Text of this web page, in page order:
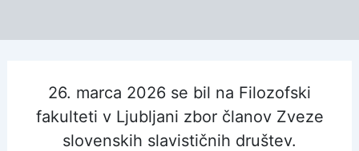
26. marca 2026 se bil na Filozofski
fakulteti v Ljubljani zbor članov Zveze
slovenskih slavističnih društev.